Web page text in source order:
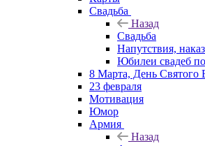
Свадьба
Назад
Свадьба
Напутствия,
Юбилеи свадеб
8 Марта, День Святого
23 февраля
Мотивация
Юмор
Армия
Назад